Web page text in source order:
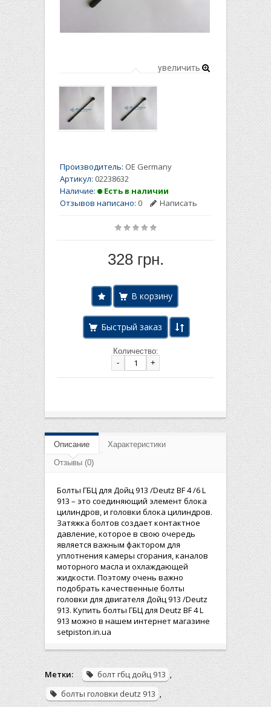
увеличить
Производитель: OE Germany
Артикул: 02238632
Наличие:
Есть в наличии
Отзывов написано: 0 Написать
328 грн.
Быстрый заказ
Количество:
-
+
Описание
Характеристики
Отзывы (0)
Болты ГБЦ для Дойц 913 /Deutz BF 4 /6 L
913 – это соединяющий элемент блока
цилиндров, и головки блока цилиндров.
Затяжка болтов создает контактное
давление, которое в свою очередь
является важным фактором для
уплотнения камеры сгорания, каналов
моторного масла и охлаждающей
жидкости. Поэтому очень важно
подобрать качественные болты
головки для двигателя Дойц 913 /Deutz
913. Купить болты ГБЦ для Deutz BF 4 L
913 можно в нашем интернет магазине
setpiston.in.ua
Метки: болт гбц дойц 913 ,
болты головки deutz 913 ,